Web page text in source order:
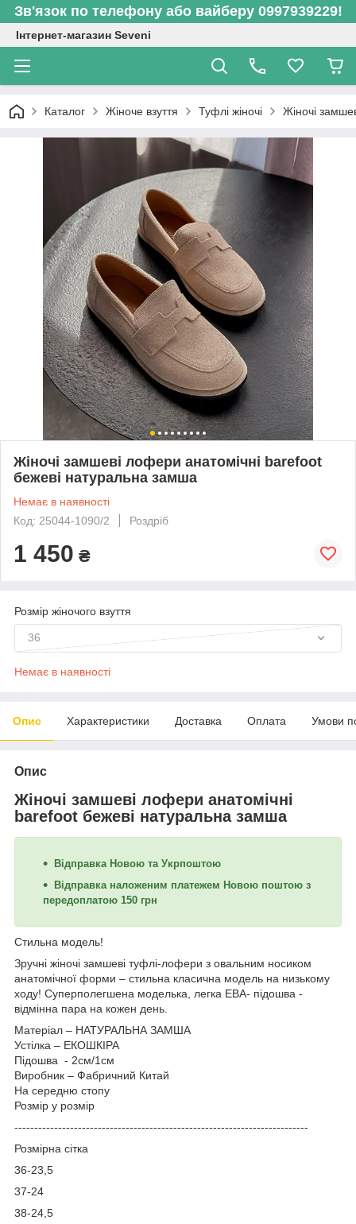
Зв'язок по телефону або вайберу 0997939229!
Інтернет-магазин Seveni
Каталог Жіноче взуття Туфлі жіночі Жіночі
Жіночі замшеві лофери анатомічні barefoot
бежеві натуральна замша
Немає в наявності
Код: 25044-1090/2
Роздріб
1 450 ₴
Розмір жіночого взуття
36
Немає в наявності
Опис Характеристики Доставка Оплата Умови
Опис
Жіночі замшеві лофери анатомічні
barefoot бежеві натуральна замша
Відправка Новою та Укрпоштою
Відправка наложеним платежем Новою поштою з
передоплатою 150 грн
Стильна модель!
Зручні жіночі замшеві туфлі-лофери з овальним носиком
анатомічної форми – стильна класична модель на низькому
ходу! Суперполегшена моделька, легка ЕВА- підошва -
відмінна пара на кожен день.
Матеріал – НАТУРАЛЬНА ЗАМША
Устілка – ЕКОШКІРА
Підошва - 2см/1см
Виробник – Фабричний Китай
На середню стопу
Розмір у розмір
--------------------------------------------------------------------------
Розмірна сітка
36-23,5
37-24
38-24,5